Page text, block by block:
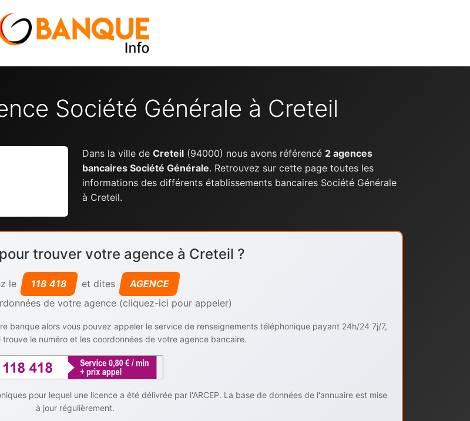
Société Générale à Creteil
Dans la ville de Creteil (94000) nous avons référencé 2 agences
bancaires Société Générale. Retrouvez sur cette page toutes les
informations des différents établissements bancaires Société Générale
à Creteil.
trouver votre agence à Creteil ?
le 118 418 et dites
AGENCE
de votre agence (cliquez-ici pour appeler)
banque alors vous pouvez appeler le service de renseignements téléphonique payant 24h/24 7j/7,
le numéro et les coordonnées de votre agence bancaire.
pour lequel une licence a été délivrée par l'ARCEP. La base de données de l'annuaire est mise
à jour régulièrement.